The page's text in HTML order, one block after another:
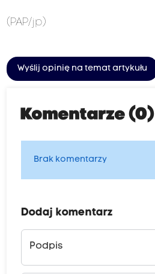
(PAP/jp)
Wyślij opinię na temat artykułu
Komentarze (0)
Brak komentarzy
Dodaj komentarz
Podpis